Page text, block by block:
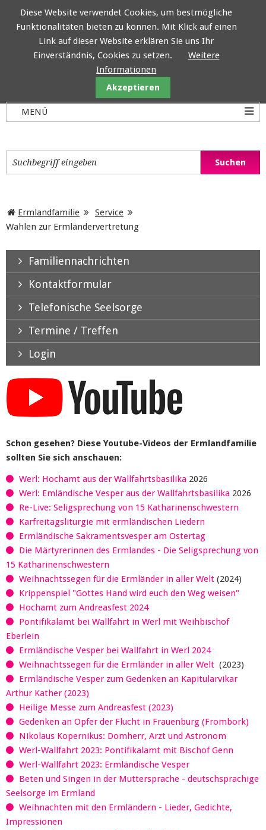
Ermlandfamilie
Service
Wahlen zur Ermländervertretung
Familiennachrichten
Kontaktformular
Telefonische Seelsorge
Termine / Treffen
Login
Schon gesehen? Diese Youtube-Videos der Ermlandfamilie
sollten Sie sich anschauen:
Werl: Hochamt aus der Wallfahrtsbasilika 2026
Werl: Emländische Vesper aus der Wallfahrtsbasilika 2026
Re-Live: Seligsprechung von 15 Katharinenschwestern
Karfreitagsliturgie mit ermländischen Liedern
Ermländische Sakramentsvesper am Ostertag
Die Märtyrerinnen des Ermlandes - Die Seligsprechung von
15 Katharinenschwestern
Weihnachtssegen für die Ermländer in aller Welt (2024)
Krippenspiel "Gottes Hand wird euch den Weg weisen"
Hochamt zum Andreasfest 2024
Pontifikalamt bei Wallfahrt in Werl mit Weihbischof
Eberlein
Ermländische Vesper bei Wallfahrt in Werl 2024
Weihnachtssegen für die Ermländer in aller Welt (2023)
Ermländische Vesper zum Gedenken an Kapitularvikar
Arthur Kather (2023)
Heilige Messe zum Andreasfest (2023)
Gedenken an Opfer der Flucht in Frauenburg (Frombork)
Nikolaus Kopernikus: Domherr, Arzt und Astronom
Werl-Wallfahrt 2023: Pontifikalamt mit Bischof Genn
Werl-Wallfahrt 2023: Ermländische Vesper
Beten und Singen in der Muttersprache - deutschsprachige
Seelsorge im Ermland
Weihnachten mit den Ermländern - Lieder, Gedichte,
Impressionen
Diese Website verwendet Cookies, um bestmögliche
Funktionalitäten bieten zu können. Mit Klick auf einen
Link auf dieser Website erklären Sie uns Ihr
Einverständnis, Cookies zu setzen.
Weitere
Informationen
Akzeptieren